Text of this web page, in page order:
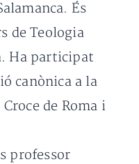
És
de Teologia
Ha participat
canònica a la
de Roma i
professor